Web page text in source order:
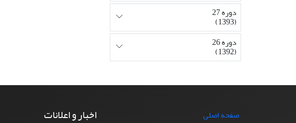
دوره 27
(1393)
دوره 26
(1392)
صفحه اصلی
اخبار و اعلانات